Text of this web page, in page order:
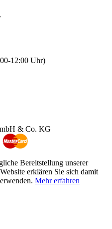
12:00 Uhr)
& Co. KG
Bereitstellung unserer
erklären Sie sich damit
Mehr erfahren